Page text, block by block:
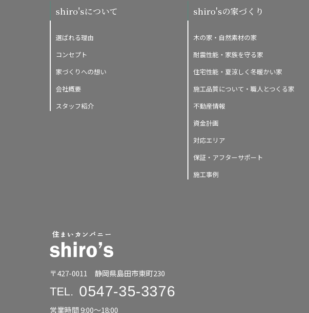
shiro'sについて
選ばれる理由
コンセプト
家づくりへの想い
会社概要
スタッフ紹介
shiro'sの家づくり
木の家・自然素材の家
耐震性能・家族を守る家
住宅性能・夏涼しく冬暖かい家
施工品質について・職人とつくる家
不動産情報
資金計画
対応エリア
保証・アフターサポート
施工事例
〒427-0011 静岡県島田市東町230
TEL. 0547-35-3376
営業時間 9:00〜18:00